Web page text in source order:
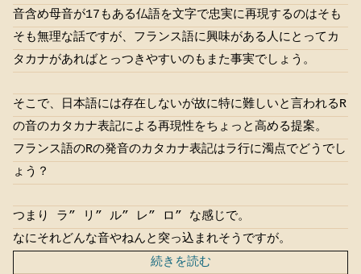
音含め母音が17もある仏語を文字で忠実に再現するのはそも
そも無理な話ですが、フランス語に興味がある人にとってカ
タカナがあればとっつきやすいのもまた事実でしょう。
そこで、日本語には存在しないが故に特に難しいと言われるR
の音のカタカナ表記による再現性をちょっと高める提案。
フランス語のRの発音のカタカナ表記はラ行に濁点でどうでし
ょう？
つまり ラ” リ” ル” レ” ロ” な感じで。
なにそれどんな音やねんと突っ込まれそうですが。
続きを読む